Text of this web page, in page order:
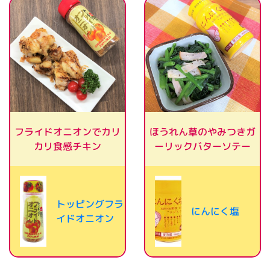
フライドオニオンでカリ
カリ食感チキン
トッピングフラ
イドオニオン
ほうれん草のやみつきガ
ーリックバターソテー
にんにく塩